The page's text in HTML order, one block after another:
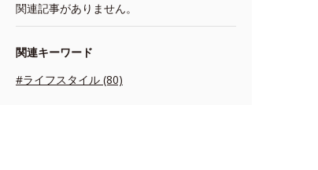
関連記事がありません。
関連キーワード
#ライフスタイル (80)